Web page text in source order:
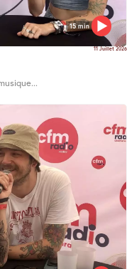
15 min
11 Juillet 2026